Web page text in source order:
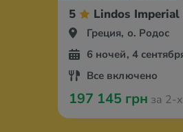
5 Lindos Imperial
Греция, о. Родос
6 ночей, 4
Все включено
197 145 грн за 2-х с